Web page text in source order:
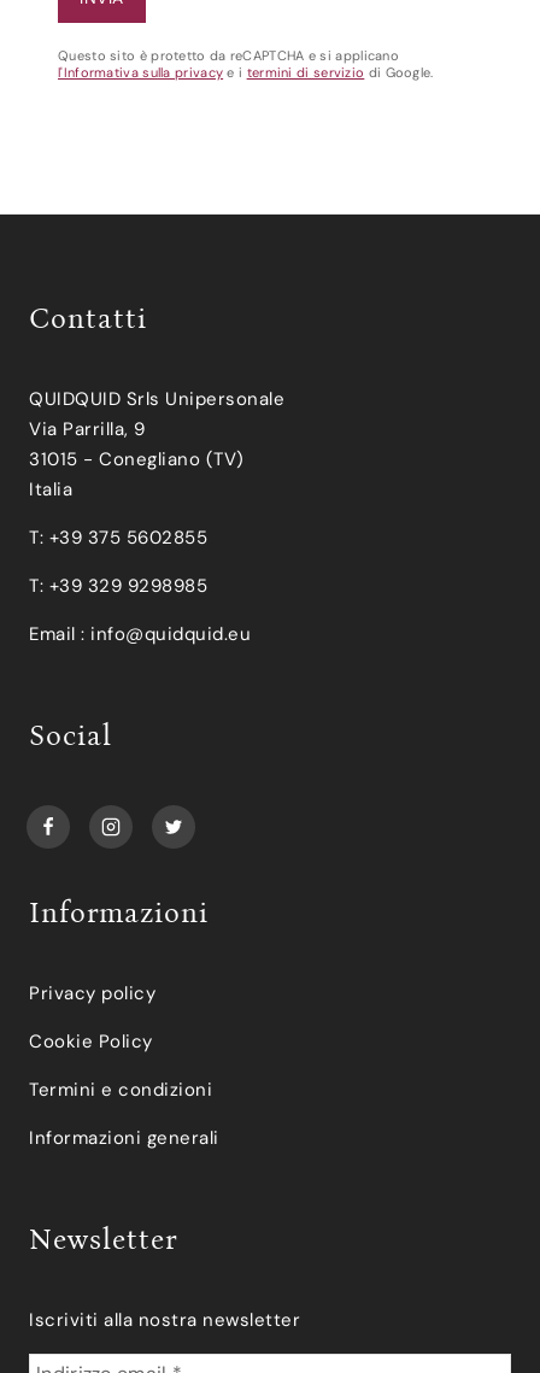
Questo sito è protetto da reCAPTCHA e si applicano
l'Informativa sulla privacy e i termini di servizio di Google.
Contatti
QUIDQUID Srls Unipersonale
Via Parrilla, 9
31015 - Conegliano (TV)
Italia
T: +39 375 5602855
T: +39 329 9298985
Email : info@quidquid.eu
Social
Informazioni
Privacy policy
Cookie Policy
Termini e condizioni
Informazioni generali
Newsletter
Iscriviti alla nostra newsletter